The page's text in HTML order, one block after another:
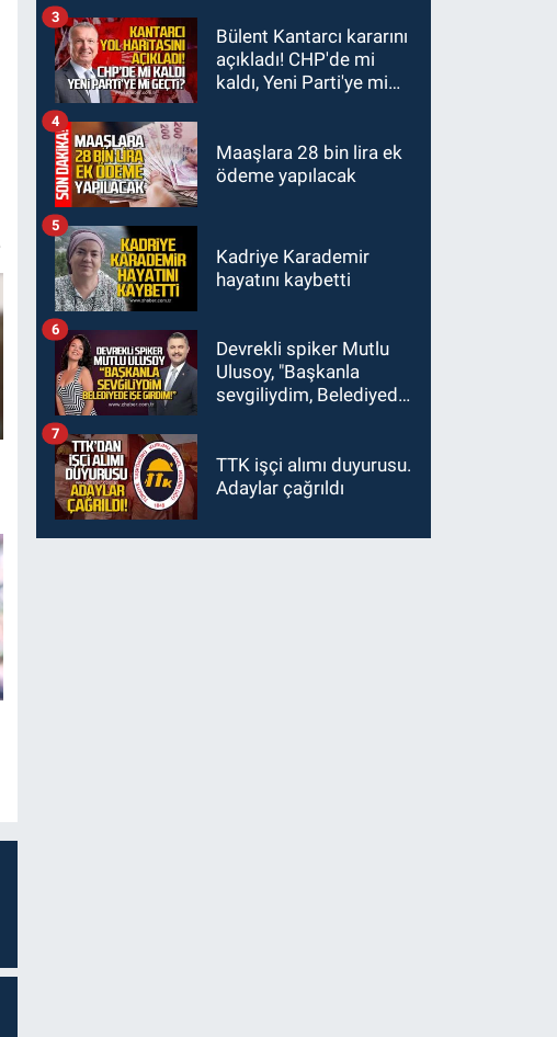
GÜNDEM
22:33Zonguldak TSO
önemli etkinliğe ev
Bülent Kantarcı kararını
açıkladı! CHP'de mi
kaldı, Yeni Parti'ye mi
3
Maaşlara 28 bin lira ek
ödeme yapılacak
4
Kadriye Karademir
hayatını kaybetti
5
Devrekli spiker Mutlu
Ulusoy, "Başkanla
sevgiliydim, Belediyede
6
TTK işçi alımı duyurusu.
Adaylar çağrıldı
7